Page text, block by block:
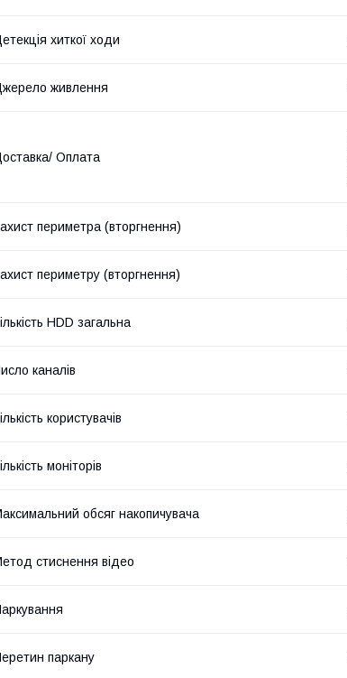
хиткої ходи
живлення
Оплата
периметра (вторгнення)
периметру (вторгнення)
HDD загальна
каналів
користувачів
моніторів
обсяг накопичувача
стиснення відео
паркану